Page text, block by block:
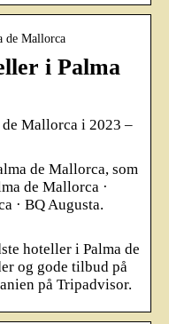
de Mallorca
i Palma
Mallorca i 2023 –
de Mallorca, som
de Mallorca ·
· BQ Augusta.
hoteller i Palma de
og gode tilbud på
på Tripadvisor.